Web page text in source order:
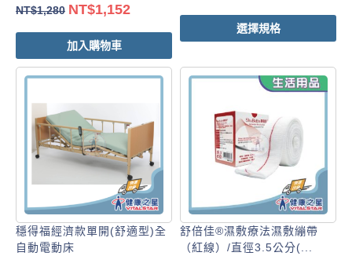
NT$1,280 NT$1,152
加入購物車
選擇規格
穩得福經濟款單開(舒適型)全
自動電動床
舒倍佳®濕敷療法濕敷繃帶
（紅線）/直徑3.5公分(...